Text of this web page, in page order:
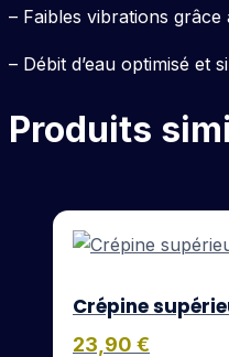
– Faibles vibrations
– Débit d’eau optimisé et
Produits
Crépine
23,90 €